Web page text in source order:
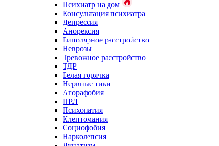
Психиатр на дом
Консультация психиатра
Депрессия
Анорексия
Биполярное расстройство
Неврозы
Тревожное расстройство
ТДР
Белая горячка
Нервные тики
Агорафобия
ПРЛ
Психопатия
Клептомания
Социофобия
Нарколепсия